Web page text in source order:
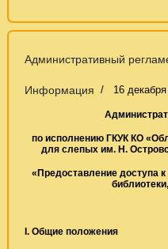
Административный
Информация 16
по исполнению ГКУК КО
для слепых им. Н.
«Предоставление доступа
I. Общие положения